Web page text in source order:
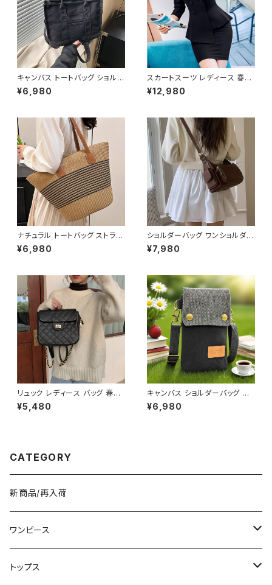
キャンバス トートバッグ ショルダ
ーバッグ ミニバッグ レディース
ワンタイプ ブラック グレー ブラ
風バッグ 斜めがけ対応 通勤通
学 お出かけバッグ 秋冬 春夏 コ
ーデ おしゃれ 人気 5色展開 K-
B0198
¥6,980
スカートスーツ レディース 春夏
秋冬 春 夏 秋 冬 黒 スーツ 上
下セット 2点セット ジャケット ス
ロング スカートスーツ ロングス
カート ペプラム フリル ペプラム
ジャケット レディーススーツ 大
きいサイズ 変形デザイン タイト
スカート ミニスカート スーツス
カート オフィス OL オフィスカジ
ュアル ビジネス 結婚式 パーテ
ィー お呼ばれ ボルドー ブラック
10代 20代 30代 40代 C-WA
W1035
¥12,980
ナチュラル トートバッグ ストライ
プデザイン かごバッグ レディー
ス バック 肩掛け 大容量 軽量
B0206
¥6,980
ショルダーバッグ ワンショルダー
バッグ レディース バッグ 肩掛け
斜めがけ クロスボディ おしゃれ
夏コーデ K-B0212
¥7,980
リュック レディース バッグ 春夏
秋冬 春 夏 秋 冬 黒 ショルダー
バッグ リュックサックバッグ 斜め
シンプル サッチェルバッグ ショル
ック デート 通勤バッグ 学生 学
リー お出かけ オフィス カジュア
40代 K-B0046
¥5,480
キャンバス ショルダーバッグ ス
マホポーチ ミニバッグ レディー
ス メンズ 斜めがけ カジュアル
¥6,980
CATEGORY
新商品/再入荷
ワンピース
ミニ/ショート
トップス